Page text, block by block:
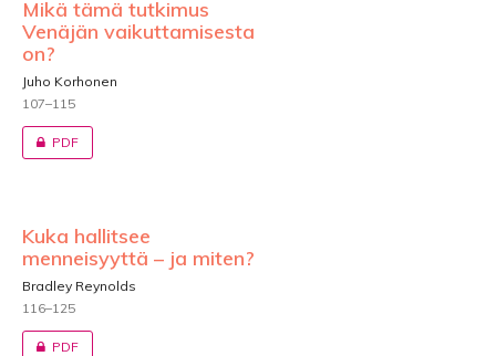
Mikä tämä tutkimus
Venäjän vaikuttamisesta
on?
Juho Korhonen
107–115
PDF
Kuka hallitsee
menneisyyttä – ja miten?
Bradley Reynolds
116–125
PDF